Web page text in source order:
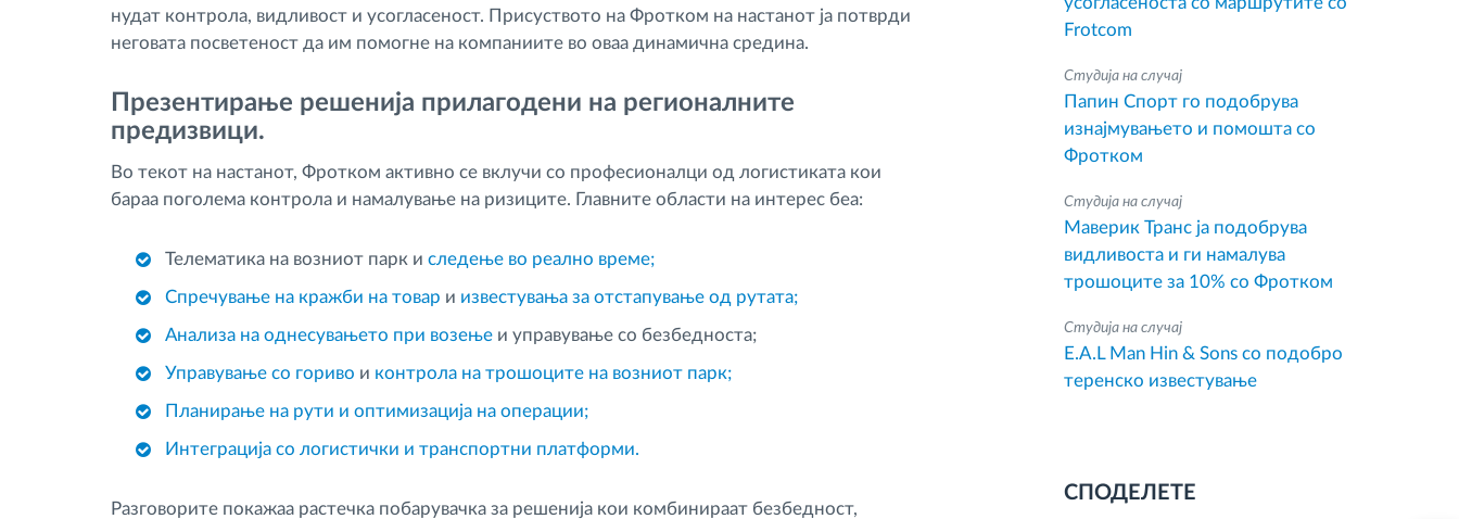
нудат контрола, видливост и усогласеност. Присуството на Фротком на настанот ја потврди
неговата посветеност да им помогне на компаниите во оваа динамична средина.
Презентирање решенија прилагодени на регионалните
предизвици.
Во текот на настанот, Фротком активно се вклучи со професионалци од логистиката кои
бараа поголема контрола и намалување на ризиците. Главните области на интерес беа:
Телематика на возниот парк и следење во реално време;
Спречување на кражби на товар и известувања за отстапување од рутата;
Анализа на однесувањето при возење и управување со безбедноста;
Управување со гориво и контрола на трошоците на возниот парк;
Планирање на рути и оптимизација на операции;
Интеграција со логистички и транспортни платформи.
Разговорите покажаа растечка побарувачка за решенија кои комбинираат безбедност,
Frotcom
Студија на случај
Папин Спорт го подобрува
изнајмувањето и помошта со
Фротком
Студија на случај
Маверик Транс ја подобрува
видливоста и ги намалува
трошоците за 10% со Фротком
Студија на случај
E.A.L Man Hin & Sons со подобро
теренско известување
СПОДЕЛЕТЕ